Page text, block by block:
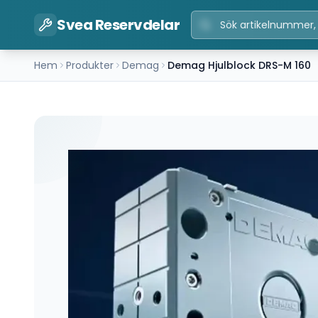
Svea Reservdelar
Hem Produkter Demag Demag Hjulblock DRS-M 160